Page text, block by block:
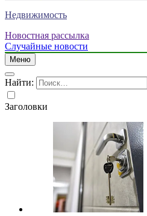
Недвижимость
Новостная рассылка
Случайные новости
Меню
Найти:
Заголовки